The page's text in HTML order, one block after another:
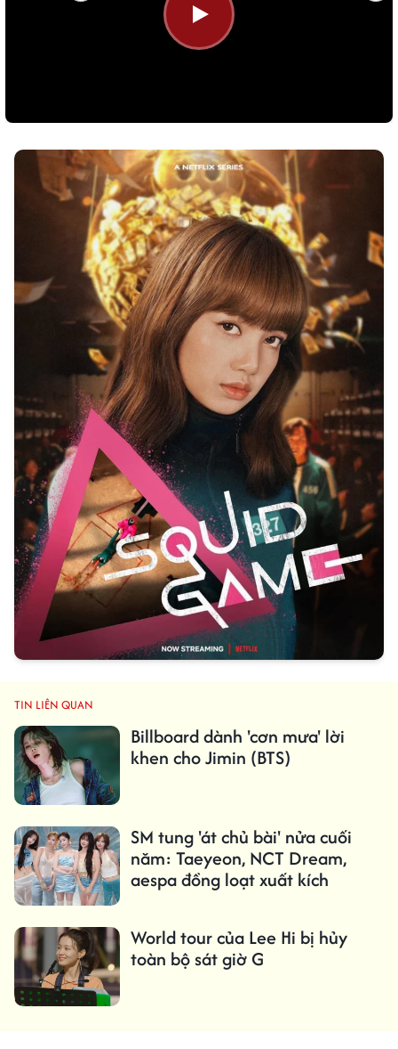
TIN LIÊN QUAN
Billboard dành 'cơn mưa' lời
khen cho Jimin (BTS)
SM tung 'át chủ bài' nửa cuối
năm: Taeyeon, NCT Dream,
aespa đồng loạt xuất kích
World tour của Lee Hi bị hủy
toàn bộ sát giờ G